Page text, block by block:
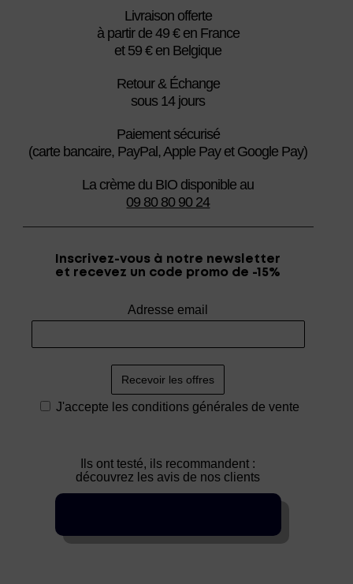
Livraison offerte
à partir de 49 € en France
et 59 € en Belgique
Retour & Échange
sous 14 jours
Paiement sécurisé
(carte bancaire, PayPal, Apple Pay et Google Pay)
La crème du BIO disponible au
09 80 80 90 24
Inscrivez-vous à notre newsletter
et recevez un code promo de -15%
Adresse email
J'accepte les conditions générales de vente
Ils ont testé, ils recommandent :
découvrez les avis de nos clients